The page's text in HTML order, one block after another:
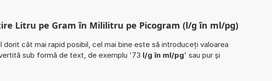
Litru pe Gram în Mililitru pe Picogram (l/g în ml/pg)
dorit cât mai rapid posibil, cel mai bine este să introduceți valoarea
sub formă de text, de exemplu '73 l/g în ml/pg' sau pur și